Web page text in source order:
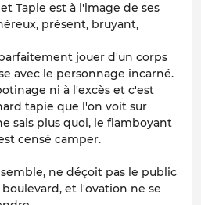
Tapie est à l'image de ses
présent, bruyant,
jouer d'un corps
avec le personnage incarné.
ni à l'excès et c'est
tapie que l'on voit sur
sais plus quoi, le flamboyant
censé camper.
ne déçoit pas le public
et l'ovation ne se